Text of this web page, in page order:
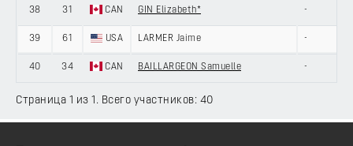
38 31 CAN GIN Elizabeth* -
39 61 USA LARMER Jaime -
40 34 CAN BAILLARGEON Samuelle -
Страница 1 из 1. Всего участников: 40